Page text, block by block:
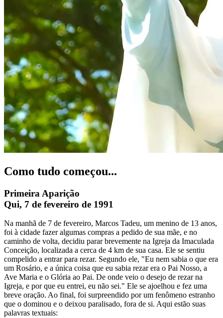
Como tudo começou...
Primeira Aparição
Qui, 7 de fevereiro de 1991
Na manhã de 7 de fevereiro, Marcos Tadeu, um menino de 13 anos,
foi à cidade fazer algumas compras a pedido de sua mãe, e no
caminho de volta, decidiu parar brevemente na Igreja da Imaculada
Conceição, localizada a cerca de 4 km de sua casa. Ele se sentiu
compelido a entrar para rezar. Segundo ele, "Eu nem sabia o que era
um Rosário, e a única coisa que eu sabia rezar era o Pai Nosso, a
Ave Maria e o Glória ao Pai. De onde veio o desejo de rezar na
Igreja, e por que eu entrei, eu não sei." Ele se ajoelhou e fez uma
breve oração. Ao final, foi surpreendido por um fenômeno estranho
que o dominou e o deixou paralisado, fora de si. Aqui estão suas
palavras textuais: